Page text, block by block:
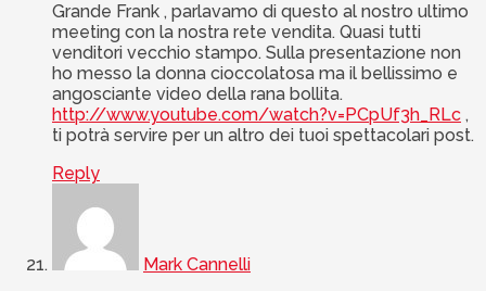
Grande Frank , parlavamo di questo al nostro ultimo
meeting con la nostra rete vendita. Quasi tutti
venditori vecchio stampo. Sulla presentazione non
ho messo la donna cioccolatosa ma il bellissimo e
angosciante video della rana bollita.
http://www.youtube.com/watch?v=PCpUf3h_RLc ,
ti potrà servire per un altro dei tuoi spettacolari post.
Reply
Mark Cannelli